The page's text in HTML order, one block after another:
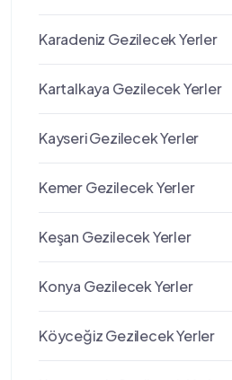
Karadeniz Gezilecek Yerler
Kartalkaya Gezilecek Yerler
Kayseri Gezilecek Yerler
Kemer Gezilecek Yerler
Keşan Gezilecek Yerler
Konya Gezilecek Yerler
Köyceğiz Gezilecek Yerler